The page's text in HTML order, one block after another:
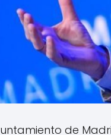
de